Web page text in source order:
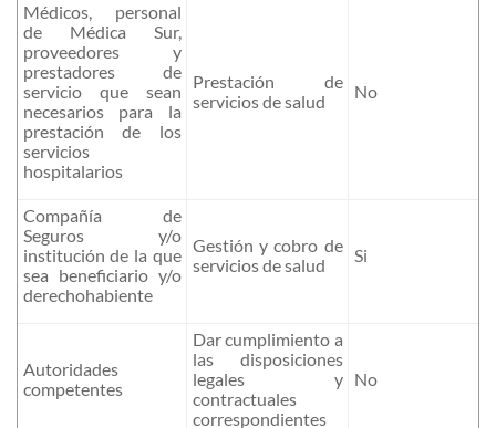
Médicos, personal
de Médica Sur,
proveedores y
prestadores de
servicio que sean
necesarios para la
prestación de los
servicios
hospitalarios
Prestación de
servicios de salud
No
Compañía de
Seguros y/o
institución de la que
sea beneficiario y/o
derechohabiente
Gestión y cobro de
servicios de salud
Si
Autoridades
competentes
Dar cumplimiento a
las disposiciones
legales y
contractuales
correspondientes
No